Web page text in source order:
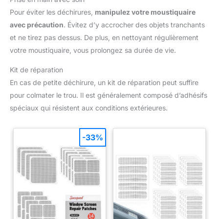
Pour éviter les déchirures, manipulez votre moustiquaire
avec précaution. Évitez d’y accrocher des objets tranchants
et ne tirez pas dessus. De plus, en nettoyant régulièrement
votre moustiquaire, vous prolongez sa durée de vie.
Kit de réparation
En cas de petite déchirure, un kit de réparation peut suffire
pour colmater le trou. Il est généralement composé d’adhésifs
spéciaux qui résistent aux conditions extérieures.
-33%